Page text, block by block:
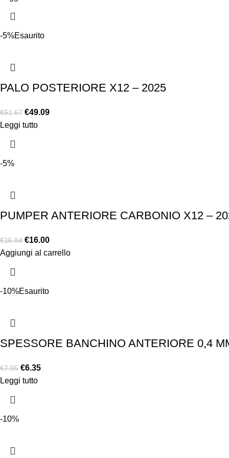
-5%Esaurito
PALO POSTERIORE X12 – 2025
€51.67 €49.09
Leggi tutto
-5%
PUMPER ANTERIORE CARBONIO X12 –
€16.84 €16.00
Aggiungi al carrello
-10%Esaurito
SPESSORE BANCHINO ANTERIORE 0,4
€7.05 €6.35
Leggi tutto
-10%